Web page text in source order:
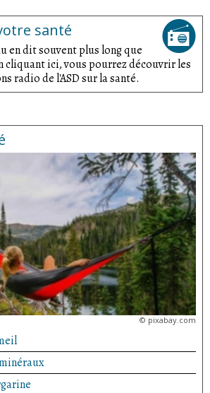
santé
en dit souvent plus long que
cliquant ici, vous pourrez découvrir les
radio de l'ASD sur la santé.
© pixabay.com